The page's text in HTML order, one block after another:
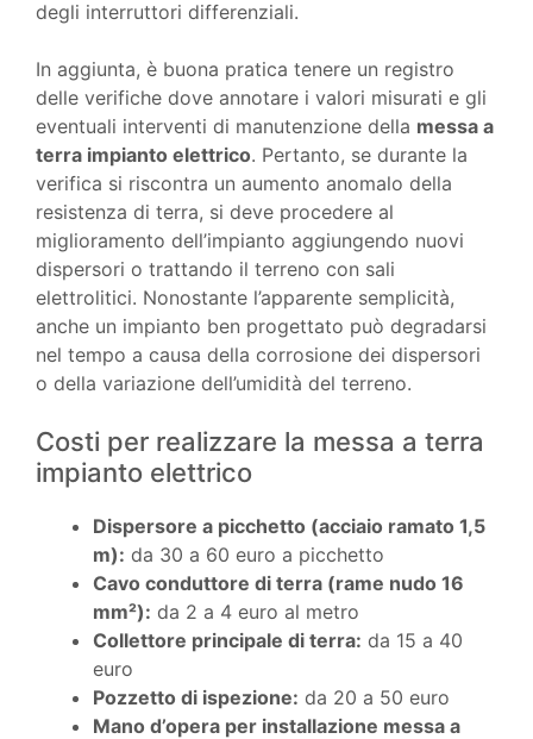
degli interruttori differenziali.
In aggiunta, è buona pratica tenere un registro
delle verifiche dove annotare i valori misurati e gli
eventuali interventi di manutenzione della messa a
terra impianto elettrico. Pertanto, se durante la
verifica si riscontra un aumento anomalo della
resistenza di terra, si deve procedere al
miglioramento dell’impianto aggiungendo nuovi
dispersori o trattando il terreno con sali
elettrolitici. Nonostante l’apparente semplicità,
anche un impianto ben progettato può degradarsi
nel tempo a causa della corrosione dei dispersori
o della variazione dell’umidità del terreno.
Costi per realizzare la messa a terra
impianto elettrico
Dispersore a picchetto (acciaio ramato 1,5
m): da 30 a 60 euro a picchetto
Cavo conduttore di terra (rame nudo 16
mm²): da 2 a 4 euro al metro
Collettore principale di terra: da 15 a 40
euro
Pozzetto di ispezione: da 20 a 50 euro
Mano d’opera per installazione messa a